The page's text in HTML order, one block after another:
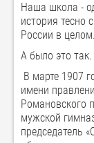
Наша школа -
история тесно
России в целом.
А было это
В марте 1907
имени
Романовского
мужской
председатель